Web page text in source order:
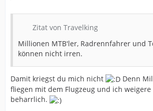
Zitat von Travelking
Millionen MTB'ler, Radrennfahrer und
können nicht irren.
Damit kriegst du mich nicht
Denn
fliegen mit dem Flugzeug und ich
beharrlich.